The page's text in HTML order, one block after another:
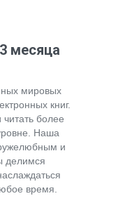
месяца
мировых
книг.
более
Наша
и
делимся
время.